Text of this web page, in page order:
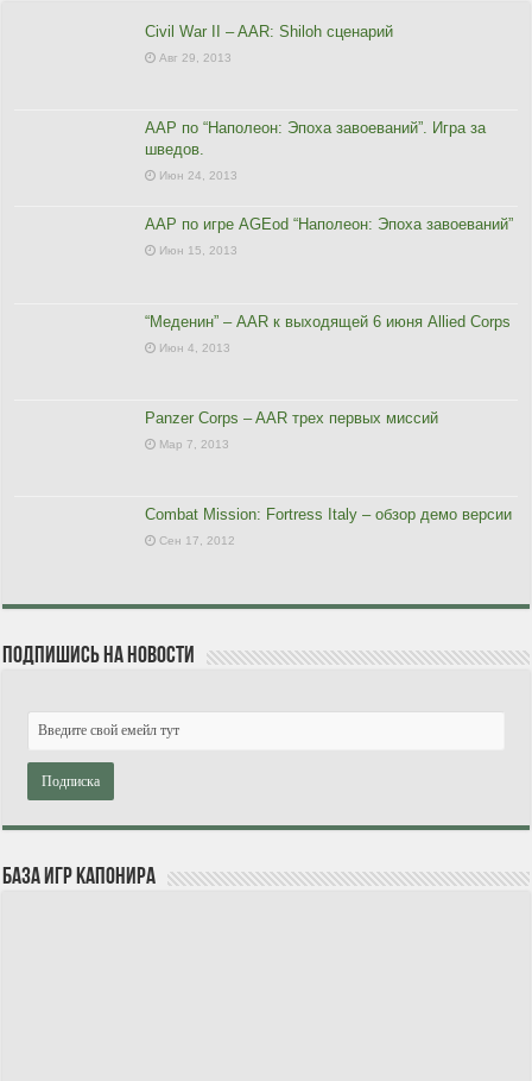
Civil War II – AAR: Shiloh сценарий
Авг 29, 2013
ААР по “Наполеон: Эпоха завоеваний”. Игра за
шведов.
Июн 24, 2013
ААР по игре AGEod “Наполеон: Эпоха завоеваний”
Июн 15, 2013
“Меденин” – AAR к выходящей 6 июня Allied Corps
Июн 4, 2013
Panzer Corps – AAR трех первых миссий
Мар 7, 2013
Combat Mission: Fortress Italy – обзор демо версии
Сен 17, 2012
Подпишись на новости
База игр Капонира